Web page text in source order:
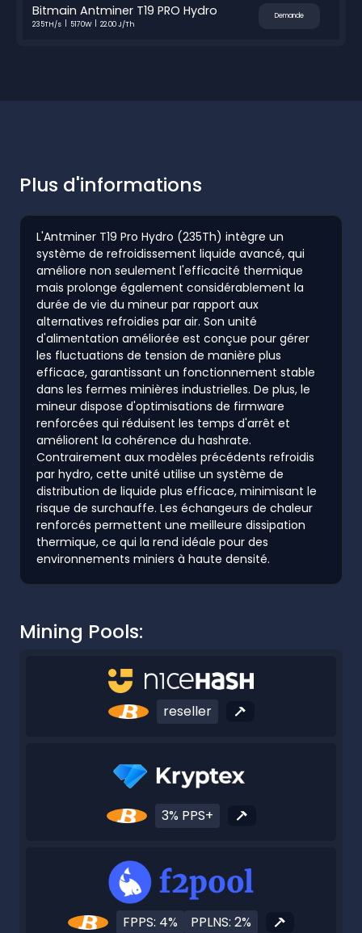
Bitmain Antminer T19 PRO Hydro
235TH/s 5170W 22.00 J/Th
Demande
Plus d'informations
L'Antminer T19 Pro Hydro (235Th) intègre un
système de refroidissement liquide avancé, qui
améliore non seulement l'efficacité thermique
mais prolonge également considérablement la
durée de vie du mineur par rapport aux
alternatives refroidies par air. Son unité
d'alimentation améliorée est conçue pour gérer
les fluctuations de tension de manière plus
efficace, garantissant un fonctionnement stable
dans les fermes minières industrielles. De plus, le
mineur dispose d'optimisations de firmware
renforcées qui réduisent les temps d'arrêt et
améliorent la cohérence du hashrate.
Contrairement aux modèles précédents refroidis
par hydro, cette unité utilise un système de
distribution de liquide plus efficace, minimisant le
risque de surchauffe. Les échangeurs de chaleur
renforcés permettent une meilleure dissipation
thermique, ce qui la rend idéale pour des
environnements miniers à haute densité.
Mining Pools:
reseller
3% PPS+
FPPS: 4% PPLNS: 2%